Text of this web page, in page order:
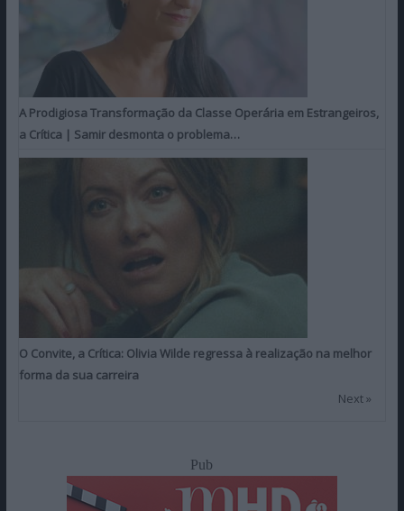
A Prodigiosa Transformação da Classe Operária em Estrangeiros,
a Crítica | Samir desmonta o problema…
O Convite, a Crítica: Olivia Wilde regressa à realização na melhor
forma da sua carreira
Next »
Pub